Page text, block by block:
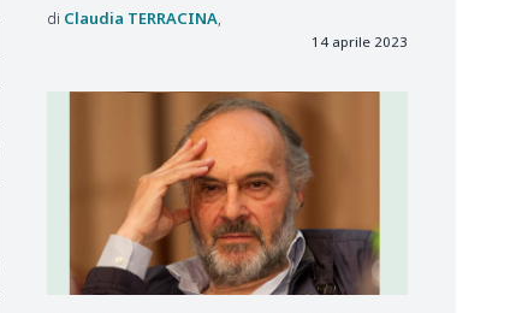
Claudia TERRACINA
14 aprile 2023